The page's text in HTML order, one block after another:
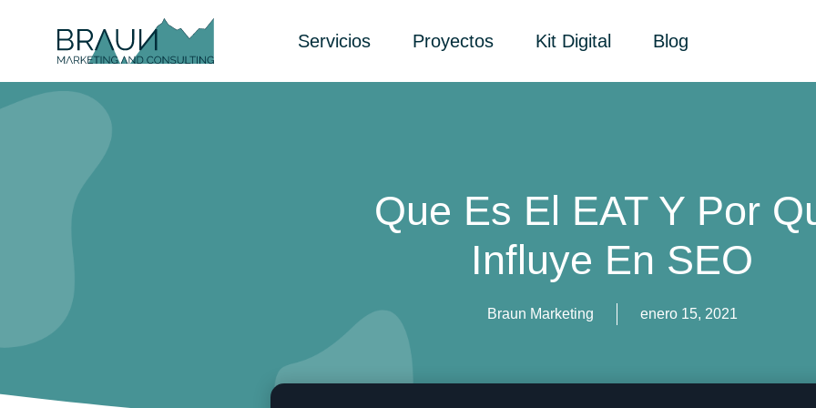
Servicios Proyectos Kit Digital Blog
Que Es El EAT Y Por
Influye En SEO
Braun Marketing enero 15, 2021